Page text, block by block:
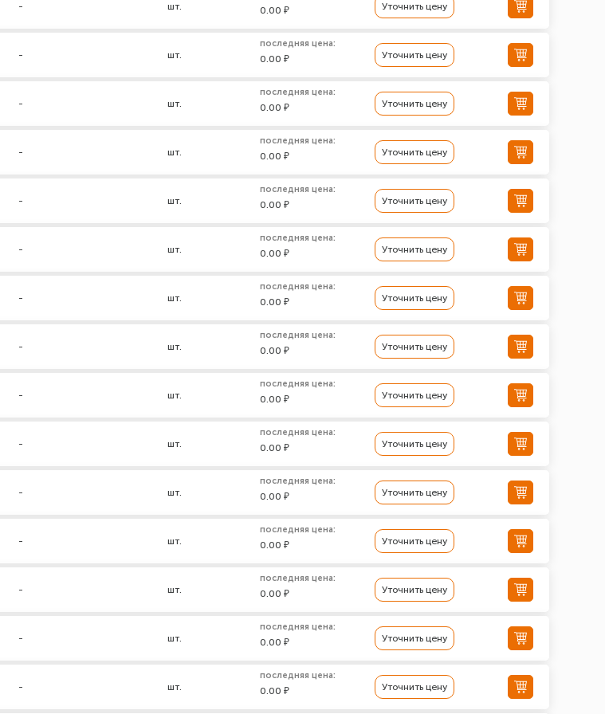
- шт. 0.00 ₽ Уточнить цену
- шт.
последняя цена:
0.00 ₽ Уточнить цену
- шт.
последняя цена:
0.00 ₽ Уточнить цену
- шт.
последняя цена:
0.00 ₽ Уточнить цену
- шт.
последняя цена:
0.00 ₽ Уточнить цену
- шт.
последняя цена:
0.00 ₽ Уточнить цену
- шт.
последняя цена:
0.00 ₽ Уточнить цену
- шт.
последняя цена:
0.00 ₽ Уточнить цену
- шт.
последняя цена:
0.00 ₽ Уточнить цену
- шт.
последняя цена:
0.00 ₽ Уточнить цену
- шт.
последняя цена:
0.00 ₽ Уточнить цену
- шт.
последняя цена:
0.00 ₽ Уточнить цену
- шт.
последняя цена:
0.00 ₽ Уточнить цену
- шт.
последняя цена:
0.00 ₽ Уточнить цену
- шт.
последняя цена:
0.00 ₽ Уточнить цену